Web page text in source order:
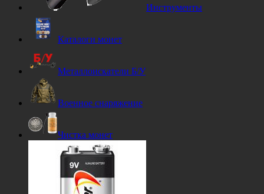
Инструменты
Каталоги монет
Металлоискатели Б/У
Военное снаряжение
Чистка монет